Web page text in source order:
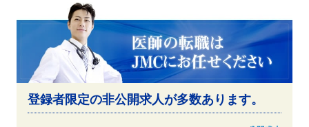
登録者限定の非公開求人が多数あります。